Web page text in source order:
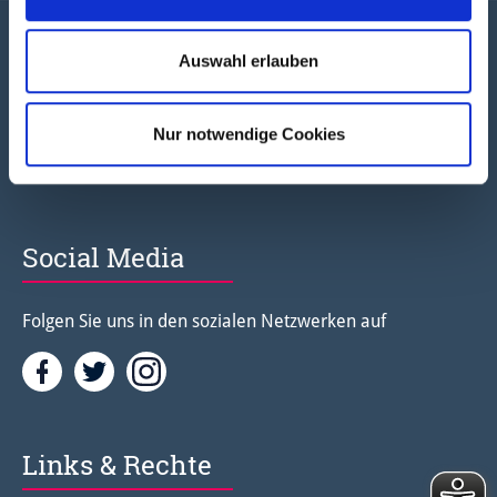
Auswahl erlauben
Nur notwendige Cookies
Newsletter abonnieren
Social Media
Folgen Sie uns in den sozialen Netzwerken auf
FacebookTwitter<
Links & Rechte